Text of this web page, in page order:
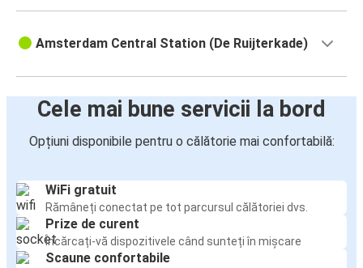
Lille
Hanovra
Eindhoven
Amsterdam
Amsterdam
Haga
Amsterdam Central Station (De Ruijterkade)
Cele mai bune servicii la bord
Opțiuni disponibile pentru o călătorie mai confortabilă:
WiFi gratuit
Rămâneți conectat pe tot parcursul călătoriei dvs.
Prize de curent
Încărcați-vă dispozitivele când sunteți în mișcare
Scaune confortabile